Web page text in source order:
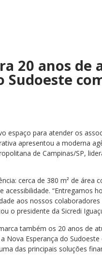
20 anos de
Sudoeste
espaço para atender os
apresentou a moderna
de Campinas/SP,
cerca de 380 m² de
acessibilidade. “Entregamos
aos nossos
o presidente da Sicredi
também os 20 anos de
Nova Esperança do
das principais soluções